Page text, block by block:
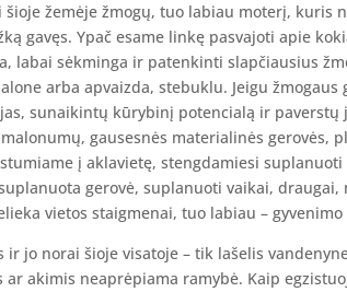
žemėje žmogų, tuo labiau moterį, kuris
gavęs. Ypač esame linkę pasvajoti apie
labai sėkminga ir patenkinti slapčiausius
arba apvaizda, stebuklu. Jeigu
sunaikintų kūrybinį potencialą ir paverstų
gausesnės materialinės gerovės,
į aklavietę, stengdamiesi
gerovė, suplanuoti vaikai,
vietos staigmenai, tuo labiau – gyvenimo
ir jo norai šioje visatoje – tik lašelis
ar akimis neaprėpiama ramybė. Kaip